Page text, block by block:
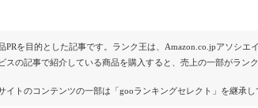
PRを目的とした記事です。ランク王は、Amazon.co.jpアソシ
スの記事で紹介している商品を購入すると、売上の一部がラン
イトのコンテンツの一部は「gooランキングセレクト」を継承し